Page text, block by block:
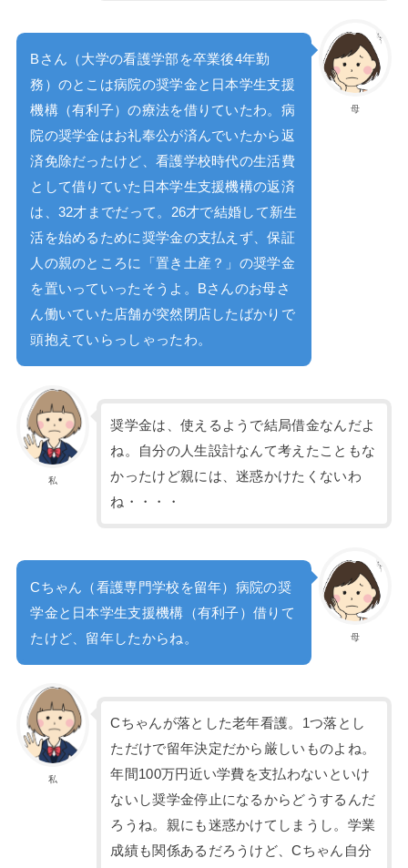
母
Bさん（大学の看護学部を卒業後4年勤
務）のとこは病院の奨学金と日本学生支援
機構（有利子）の療法を借りていたわ。病
院の奨学金はお礼奉公が済んでいたから返
済免除だったけど、看護学校時代の生活費
として借りていた日本学生支援機構の返済
は、32才までだって。26才で結婚して新生
活を始めるために奨学金の支払えず、保証
人の親のところに「置き土産？」の奨学金
を置いっていったそうよ。Bさんのお母さ
ん働いていた店舗が突然閉店したばかりで
頭抱えていらっしゃったわ。
私
奨学金は、使えるようで結局借金なんだよ
ね。自分の人生設計なんて考えたこともな
かったけど親には、迷惑かけたくないわ
ね・・・・
母
Cちゃん（看護専門学校を留年）病院の奨
学金と日本学生支援機構（有利子）借りて
たけど、留年したからね。
私
Cちゃんが落とした老年看護。1つ落とし
ただけで留年決定だから厳しいものよね。
年間100万円近い学費を支払わないといけ
ないし奨学金停止になるからどうするんだ
ろうね。親にも迷惑かけてしまうし。学業
成績も関係あるだろうけど、Cちゃん自分